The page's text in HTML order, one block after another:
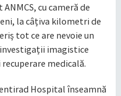
cu cameră de
la câțiva kilometri de
tot ce are nevoie un
imagistice
medicală.
Hospital înseamnă